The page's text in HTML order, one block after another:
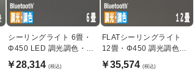
シーリングライト 6畳・
Φ450 LED 調光調色・
Bluetooth｜ブラック
￥28,314 (税込)
FLATシーリングライト
12畳・Φ450 調光調色
bluetooth｜ホワイト
￥35,574 (税込)